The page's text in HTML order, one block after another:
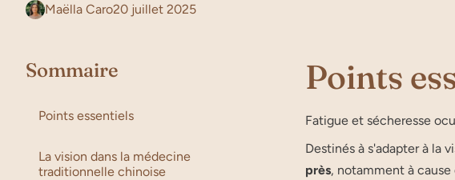
Maëlla Caro20 juillet 2025
Sommaire
Points essentiels
La vision dans la médecine
traditionnelle chinoise
Points
Fatigue et sécheresse
Destinés à s'adapter à la
près, notamment à cause